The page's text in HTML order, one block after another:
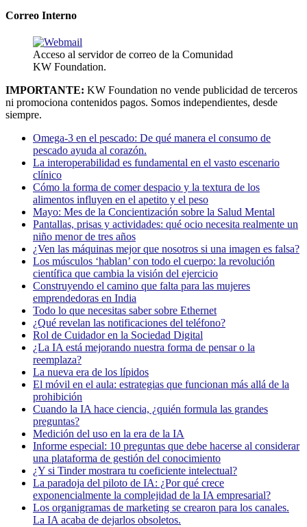
Correo Interno
Acceso al servidor de correo de la Comunidad
KW Foundation.
IMPORTANTE: KW Foundation no vende publicidad de terceros
ni promociona contenidos pagos. Somos independientes, desde
siempre.
Omega-3 en el pescado: De qué manera el consumo de
pescado ayuda al corazón.
La interoperabilidad es fundamental en el vasto escenario
clínico
Cómo la forma de comer despacio y la textura de los
alimentos influyen en el apetito y el peso
Mayo: Mes de la Concientización sobre la Salud Mental
Pantallas, prisas y actividades: qué ocio necesita realmente un
niño menor de tres años
¿Ven las máquinas mejor que nosotros si una imagen es falsa?
Los músculos ‘hablan’ con todo el cuerpo: la revolución
científica que cambia la visión del ejercicio
Construyendo el camino que falta para las mujeres
emprendedoras en India
Todo lo que necesitas saber sobre Ethernet
¿Qué revelan las notificaciones del teléfono?
Rol de Cuidador en la Sociedad Digital
¿La IA está mejorando nuestra forma de pensar o la
reemplaza?
La nueva era de los lípidos
El móvil en el aula: estrategias que funcionan más allá de la
prohibición
Cuando la IA hace ciencia, ¿quién formula las grandes
preguntas?
Medición del uso en la era de la IA
Informe especial: 10 preguntas que debe hacerse al considerar
una plataforma de gestión del conocimiento
¿Y si Tinder mostrara tu coeficiente intelectual?
La paradoja del piloto de IA: ¿Por qué crece
exponencialmente la complejidad de la IA empresarial?
Los organigramas de marketing se crearon para los canales.
La IA acaba de dejarlos obsoletos.